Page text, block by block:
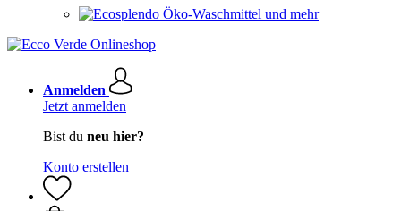
Öko-Waschmittel und mehr
Anmelden
Jetzt anmelden
Bist du neu hier?
Konto erstellen